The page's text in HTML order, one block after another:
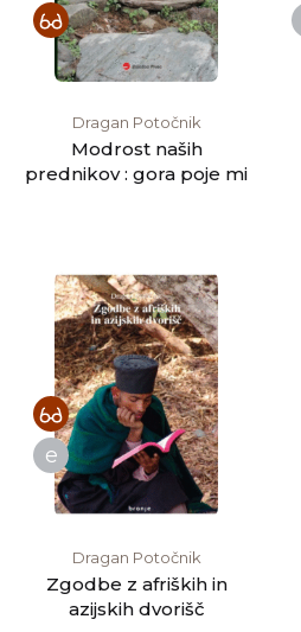
Dragan Potočnik
Modrost naših
prednikov : gora poje mi
e
Dragan Potočnik
Zgodbe z afriških in
azijskih dvorišč